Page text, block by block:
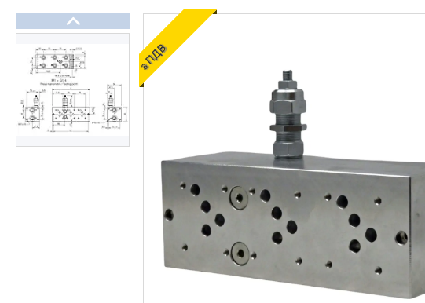
ОЛИВИ ТА МАСТИЛА
ДІАГНОСТИЧНІ І
КОНТРОЛЬНО-
ВИМІРЮВАЛЬНІ ПРИЛАДИ
Запчастин до
сільгосптехніки
ДОРОЖНЬОГО ТЕХНІКИ
з ПДВ